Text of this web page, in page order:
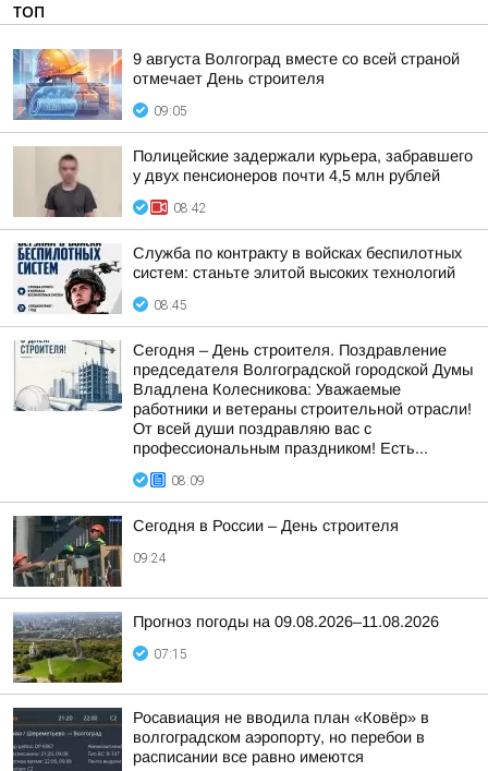
ТОП
9 августа Волгоград вместе со всей страной
отмечает День строителя
09:05
Полицейские задержали курьера, забравшего
у двух пенсионеров почти 4,5 млн рублей
08:42
Служба по контракту в войсках беспилотных
систем: станьте элитой высоких технологий
08:45
Сегодня – День строителя. Поздравление
председателя Волгоградской городской Думы
Владлена Колесникова: Уважаемые
работники и ветераны строительной отрасли!
От всей души поздравляю вас с
профессиональным праздником! Есть...
08:09
Сегодня в России – День строителя
09:24
Прогноз погоды на 09.08.2026–11.08.2026
07:15
Росавиация не вводила план «Ковёр» в
волгоградском аэропорту, но перебои в
расписании все равно имеются